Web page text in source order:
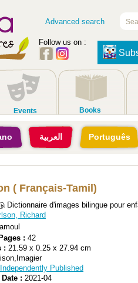
Advanced search
Follow us on :
Events Books
العربية Português
( Français-Tamil)
Dictionnaire d'images bilingue pour
Richard
: 42
: 21.59 x 0.25 x 27.94 cm
Independently Published
: 2021-04